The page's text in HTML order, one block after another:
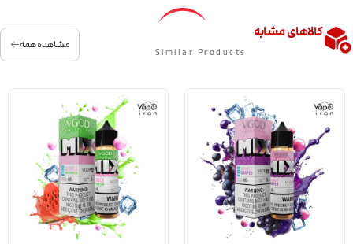
کالاهای مشابه
Similar Products
مشاهده همه